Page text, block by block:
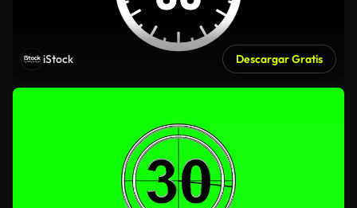
iStock Descargar Gratis